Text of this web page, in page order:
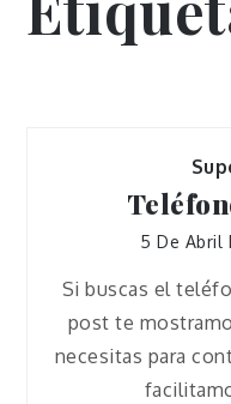
5 De Abril
Si buscas el
post te
necesitas para